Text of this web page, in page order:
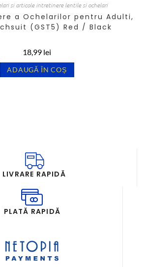
si articole intretinere lentile si ochelari
a Ochelarilor pentru Adulti,
(GST5) Red / Black
18,99 lei
ADAUGĂ ÎN COȘ
LIVRARE RAPIDĂ
PLATĂ RAPIDĂ